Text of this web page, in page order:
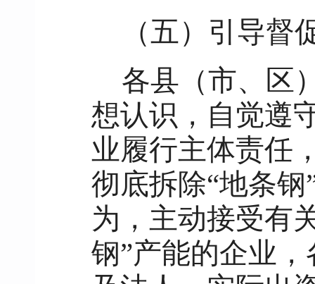
（五）引导督
各县（市、区
想认识，自觉遵
业履行主体责任
彻底拆除“地条
为，主动接受有
钢”产能的企业